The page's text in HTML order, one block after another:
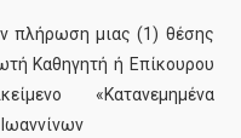
πλήρωση μιας (1) θέσης
Καθηγητή ή Επίκουρου
«Κατανεμημένα